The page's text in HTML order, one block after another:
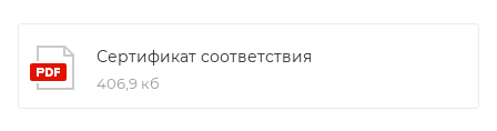
Сертификат соответствия
406,9 кб